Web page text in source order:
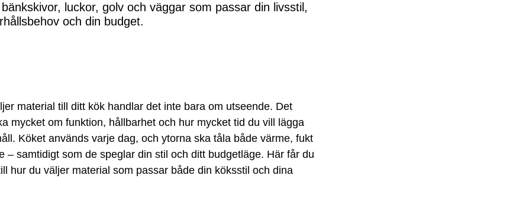
luckor, golv och väggar som passar din livsstil,
och din budget.
material till ditt kök handlar det inte bara om utseende. Det
mycket om funktion, hållbarhet och hur mycket tid du vill lägga
Köket används varje dag, och ytorna ska tåla både värme, fukt
– samtidigt som de speglar din stil och ditt budgetläge. Här får du
hur du väljer material som passar både din köksstil och dina